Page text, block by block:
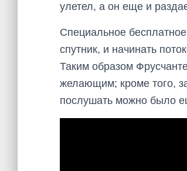
улетел, а он еще и
Специальное
спутник, и начинать
Таким образом
желающим; кроме того,
послушать можно было